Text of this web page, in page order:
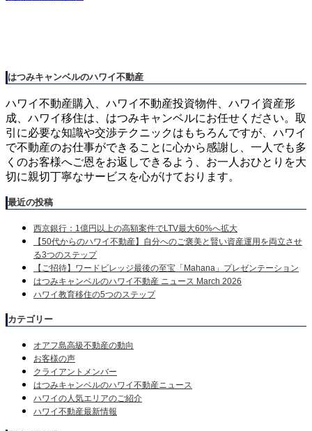
はつみキャンベルのハワイ不動産
ハワイ不動産購入、ハワイ不動産投資物件、ハワイ資産形
成、ハワイ移住は、はつみキャンベルにお任せください。取
引に必要な知識や交渉テクニックはもちろんですが、ハワイ
で不動産のお仕事ができることに心から感謝し、一人でも多
くのお客様へご恩をお返しできるよう、お一人おひとりを大
切に親切丁寧なサービスを心がけております。
最近の投稿
西京銀行：1億円以上の高額案件でLTV最大60%へ拡大
【50代からのハワイ不動産】自分へのご褒美と賢い資産運用を両立させ
る3つのステップ
【ご招待】ワードビレッジ最後の至宝「Mahana」プレゼンテーション
はつみキャンベルのハワイ不動産 ニュース March 2026
ハワイ教育移住の5つのステップ
カテゴリー
オアフ島高級不動産の動向
お客様の声
クライアントメンバー
はつみキャンベルのハワイ不動産ニュース
ハワイの人気エリアのご紹介
ハワイ不動産最新情報